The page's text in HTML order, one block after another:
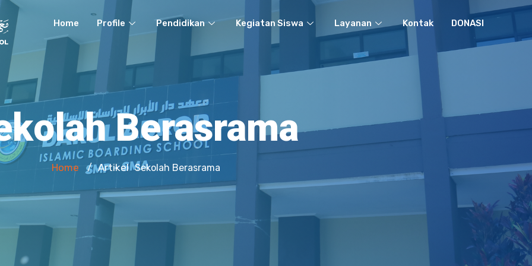
Home Profile Pendidikan Kegiatan Siswa Layanan Kontak DONASI
Berasrama
Home / Artikel Sekolah Berasrama